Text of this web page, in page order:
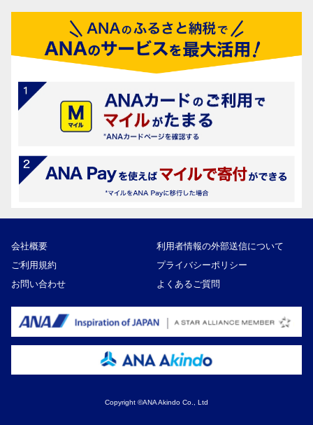
会社概要
利用者情報の外部送信について
ご利用規約
プライバシーポリシー
お問い合わせ
よくあるご質問
Copyright ©ANA Akindo Co., Ltd